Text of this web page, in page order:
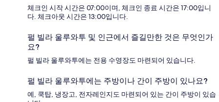
체크인 시작 시간은 07:00이며, 체크인 종료 시간은 17:00입니
다. 체크아웃 시간은 13:00입니다.
펄 빌라 울루와투 및 인근에서 즐길만한 것은 무엇인가
요?
펄 빌라 울루와투에는 전용 수영장도 마련되어 있습니다.
펄 빌라 울루와투에는 주방이나 간이 주방이 있나요?
예, 쿡탑, 냉장고, 전자레인지도 마련되어 있는 간이 주방이 있습